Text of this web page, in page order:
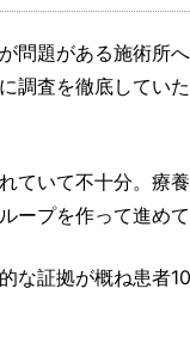
問題がある施術所
調査を徹底してい
ていて不十分。療
プを作って進め
な証拠が概ね患者